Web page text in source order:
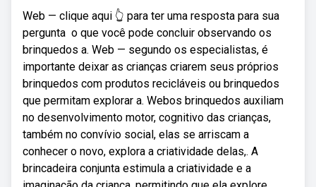
Web — clique aqui 👆 para ter uma resposta para sua
pergunta ️ o que você pode concluir observando os
brinquedos a. Web — segundo os especialistas, é
importante deixar as crianças criarem seus próprios
brinquedos com produtos recicláveis ou brinquedos
que permitam explorar a. Webos brinquedos auxiliam
no desenvolvimento motor, cognitivo das crianças,
também no convívio social, elas se arriscam a
conhecer o novo, explora a criatividade delas,. A
brincadeira conjunta estimula a criatividade e a